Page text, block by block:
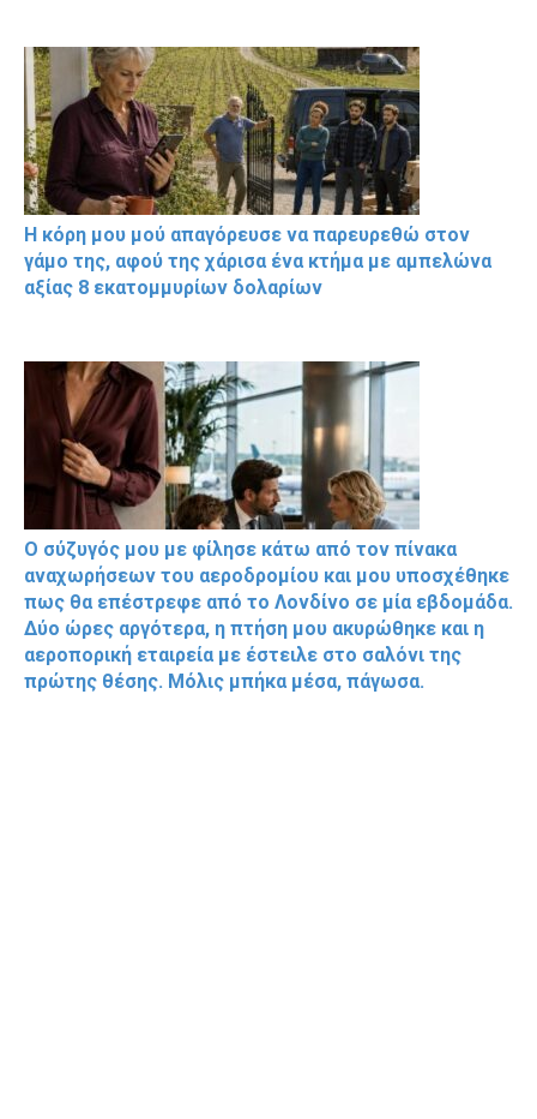
Η κόρη μου μού απαγόρευσε να παρευρεθώ στον
γάμο της, αφού της χάρισα ένα κτήμα με αμπελώνα
αξίας 8 εκατομμυρίων δολαρίων
Ο σύζυγός μου με φίλησε κάτω από τον πίνακα
αναχωρήσεων του αεροδρομίου και μου υποσχέθηκε
πως θα επέστρεφε από το Λονδίνο σε μία εβδομάδα.
Δύο ώρες αργότερα, η πτήση μου ακυρώθηκε και η
αεροπορική εταιρεία με έστειλε στο σαλόνι της
πρώτης θέσης. Μόλις μπήκα μέσα, πάγωσα.